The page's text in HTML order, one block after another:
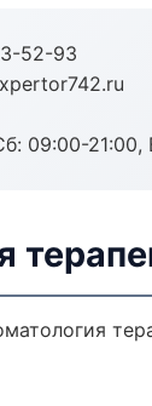
52-93
09:00-21:00,